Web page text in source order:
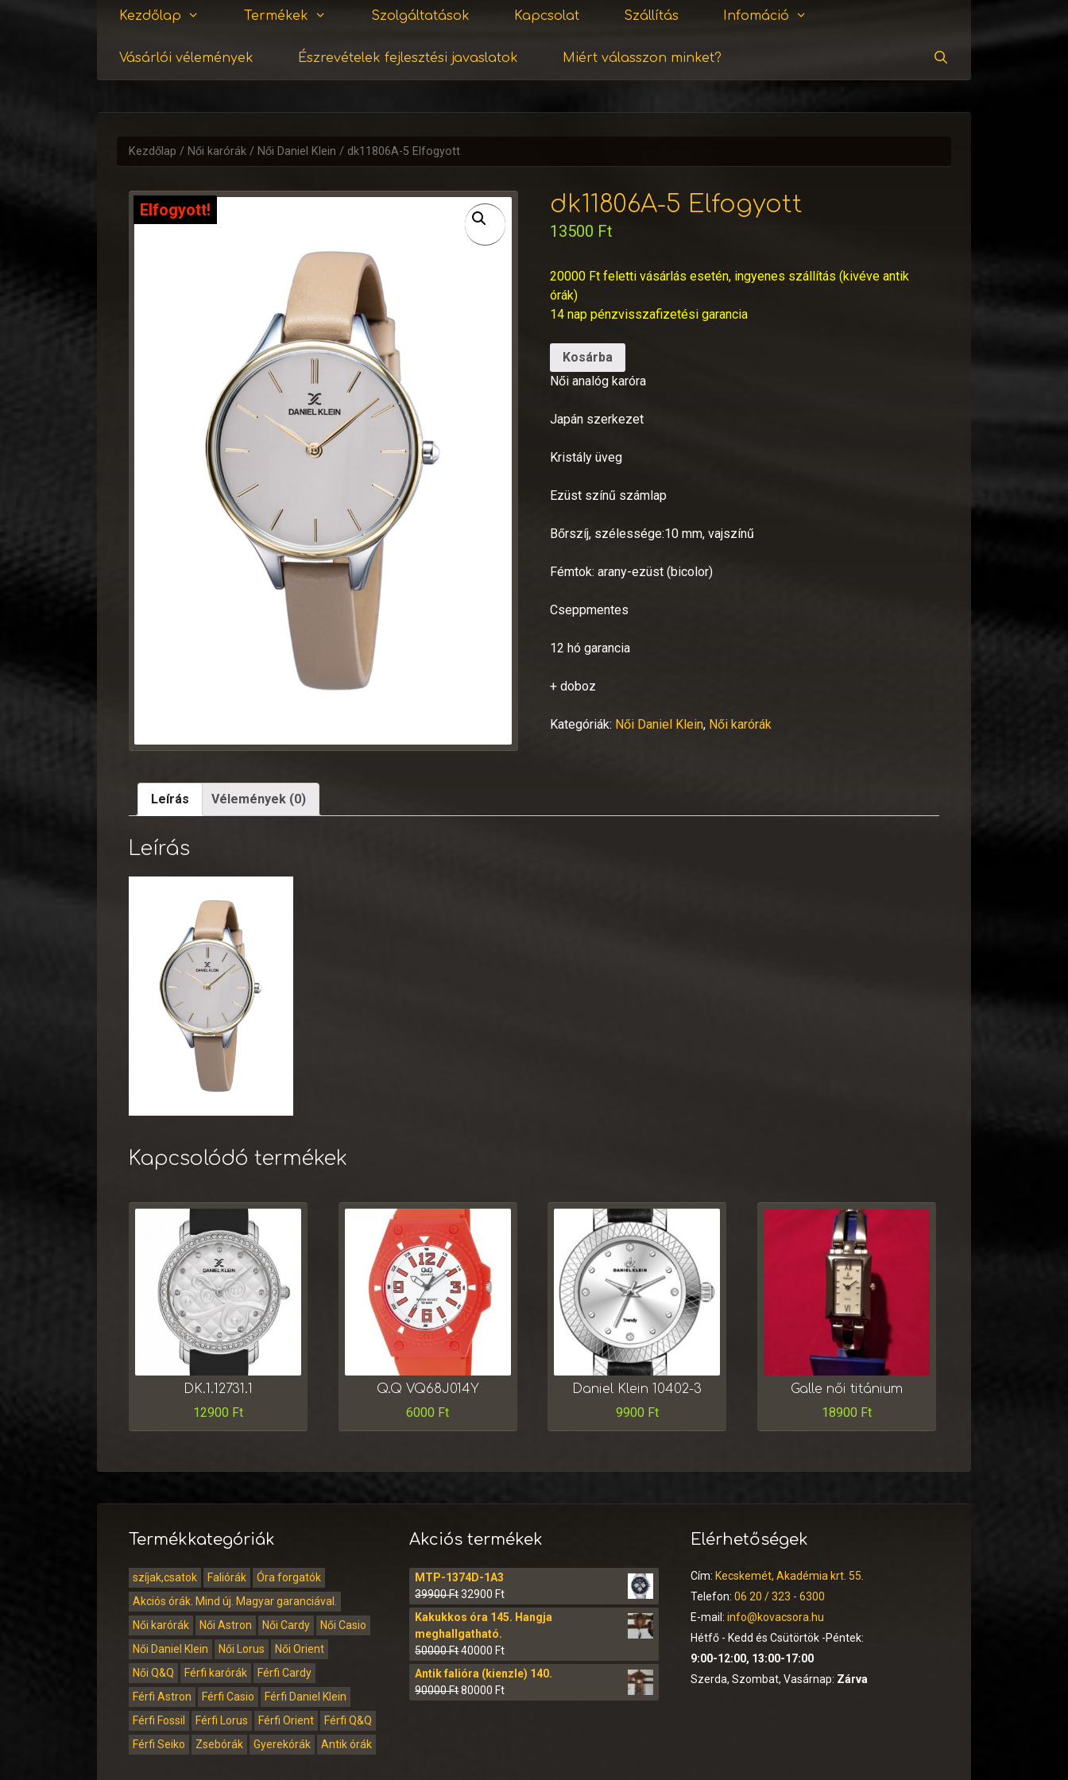
Kezdőlap Termékek Szolgáltatások Kapcsolat Szállítás Infomáció
Vásárlói vélemények Észrevételek fejlesztési javaslatok Miért válasszon minket?
Kezdőlap / Női karórák / Női Daniel Klein / dk11806A-5 Elfogyott
Elfogyott! dk11806A-5 Elfogyott
13500 Ft
20000 Ft feletti vásárlás esetén, ingyenes szállítás (kivéve antik
órák)
14 nap pénzvisszafizetési garancia
Kosárba
Női analóg karóra
Japán szerkezet
Kristály üveg
Ezüst színű számlap
Bőrszíj, szélessége:10 mm, vajszínű
Fémtok: arany-ezüst (bicolor)
Cseppmentes
12 hó garancia
+ doboz
Kategóriák: Női Daniel Klein, Női karórák
Leírás Vélemények (0)
Leírás
Kapcsolódó termékek
DK.1.12731.1
12900 Ft
Q.Q VQ68J014Y
6000 Ft
Daniel Klein 10402-3
9900 Ft
Galle női titánium
18900 Ft
Termékkategóriák
szíjak,csatok Faliórák
Óra forgatók
Akciós órák. Mind új. Magyar garanciával.
Női karórák
Női Astron Női Cardy
Női Casio
Női Daniel Klein
Női Lorus
Női Orient
Női Q&Q
Férfi karórák
Férfi Cardy
Férfi Astron
Férfi Casio
Férfi Daniel Klein
Férfi Fossil
Férfi Lorus Férfi Orient
Férfi Q&Q
Férfi Seiko
Zsebórák Gyerekórák Antik órák
Akciós termékek
MTP-1374D-1A3
39900Ft32900 Ft
Kakukkos óra 145. Hangja
meghallgatható.
50000Ft40000 Ft
Antik falióra (kienzle) 140.
90000Ft80000 Ft
Elérhetőségek
Cím: Kecskemét, Akadémia krt. 55.
Telefon: 06 20 / 323 - 6300
E-mail: info@kovacsora.hu
Hétfő - Kedd és Csütörtök -Péntek:
9:00-12:00, 13:00-17:00
Szerda, Szombat, Vasárnap: Zárva